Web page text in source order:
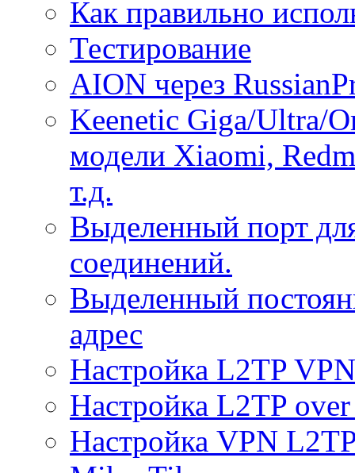
Как правильно
Тестирование
AION через
Keenetic Giga/Ultra/
модели Xiaomi,
т.д.
Выделенный порт
соединений.
Выделенный
адрес
Настройка L2TP
Настройка L2TP
Настройка VPN